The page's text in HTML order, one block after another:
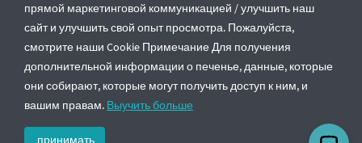
прямой маркетинговой коммуникацией / улучшить наш
сайт и улучшить свой опыт просмотра. Пожалуйста,
смотрите наши Cookie Примечание Для получения
дополнительной информации о печенье, данные, которые
они собирают, которые могут получить доступ к ним, и
вашим правам. Выучить больше
принимать
© CGTrader 2011-2026
UAB CGTrader, Antakalnio st. 17, Vilnius, Lithuania
Правила и условияПолитика конфиденциальности
🇷🇺 Русский